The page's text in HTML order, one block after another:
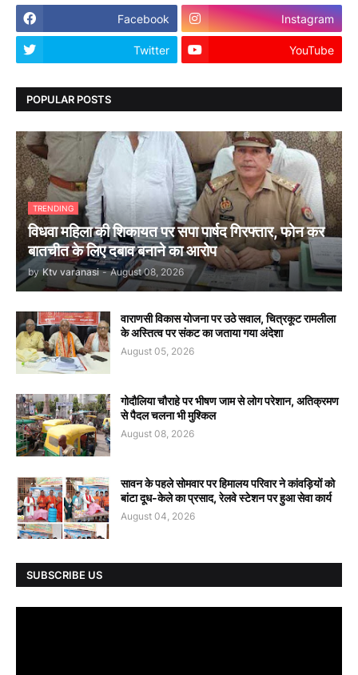
Facebook Instagram
Twitter YouTube
POPULAR POSTS
TRENDING
विधवा महिला की शिकायत पर सपा पार्षद गिरफ्तार, फोन कर
बातचीत के लिए दबाव बनाने का आरोप
by Ktv varanasi - August 08, 2026
वाराणसी विकास योजना पर उठे सवाल, चित्रकूट रामलीला
के अस्तित्व पर संकट का जताया गया अंदेशा
August 05, 2026
गोदौलिया चौराहे पर भीषण जाम से लोग परेशान, अतिक्रमण
से पैदल चलना भी मुश्किल
August 08, 2026
सावन के पहले सोमवार पर हिमालय परिवार ने कांवड़ियों को
बांटा दूध-केले का प्रसाद, रेलवे स्टेशन पर हुआ सेवा कार्य
August 04, 2026
SUBSCRIBE US